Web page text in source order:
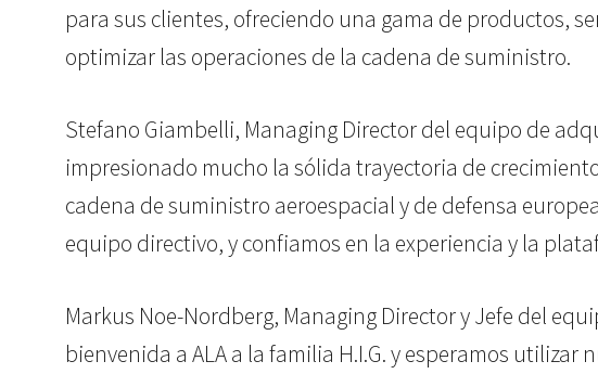
para sus clientes, ofreciendo una gama de productos,
optimizar las operaciones de la cadena de suministro.
Stefano Giambelli, Managing Director del equipo de
impresionado mucho la sólida trayectoria de
cadena de suministro aeroespacial y de defensa
equipo directivo, y confiamos en la experiencia y la
Markus Noe-Nordberg, Managing Director y Jefe del
bienvenida a ALA a la familia H.I.G. y esperamos